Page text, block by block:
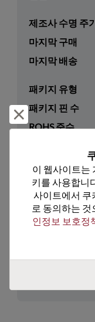
제조사 수명 주
마지막 구매
마지막 배송
패키지 유형
패키지 핀 수
ROHS 준수
패키지 수량
기술 카테고리
기술 하위 카테
미국 HTS 코드
거부 및 닫기
이 웹사이트는
키를 사용합니
사이트에서 쿠
로 동의하는
인정보 보호정